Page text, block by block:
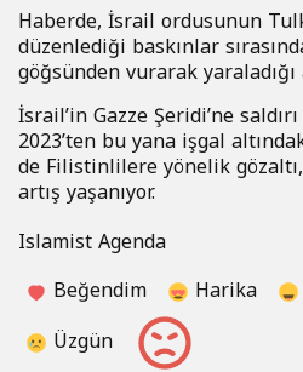
Haberde, İsrail ordusunun
düzenlediği baskınlar
göğsünden vurarak yaraladığı
İsrail’in Gazze Şeridi’ne
2023’ten bu yana işgal
de Filistinlilere yönelik
artış yaşanıyor.
Islamist Agenda
Beğendim
Harika
Üzgün